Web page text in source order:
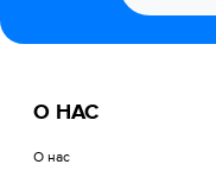
О НАС
О нас